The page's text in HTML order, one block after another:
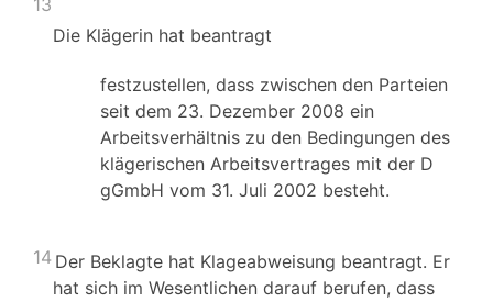
13
Die Klägerin hat beantragt
festzustellen, dass zwischen den Parteien
seit dem 23. Dezember 2008 ein
Arbeitsverhältnis zu den Bedingungen des
klägerischen Arbeitsvertrages mit der D
gGmbH vom 31. Juli 2002 besteht.
14 Der Beklagte hat Klageabweisung beantragt. Er
hat sich im Wesentlichen darauf berufen, dass